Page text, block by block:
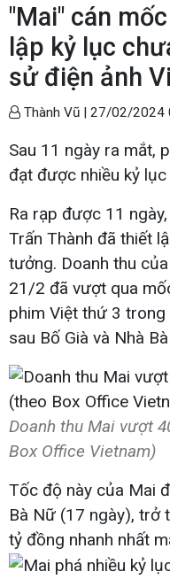
"Mai" cán
lập kỷ lục
sử điện ảnh
Thành Vũ | 27/02/2024
Sau 11 ngày ra mắt,
đạt được nhiều kỷ
Ra rạp được 11
Trấn Thành đã thiết
tưởng. Doanh thu
21/2 đã vượt qua
phim Việt thứ 3
sau Bố Già và Nhà
Doanh thu Mai vượt
Box Office Vietnam)
Tốc độ này của Mai
Bà Nữ (17 ngày), trở
tỷ đồng nhanh nhất